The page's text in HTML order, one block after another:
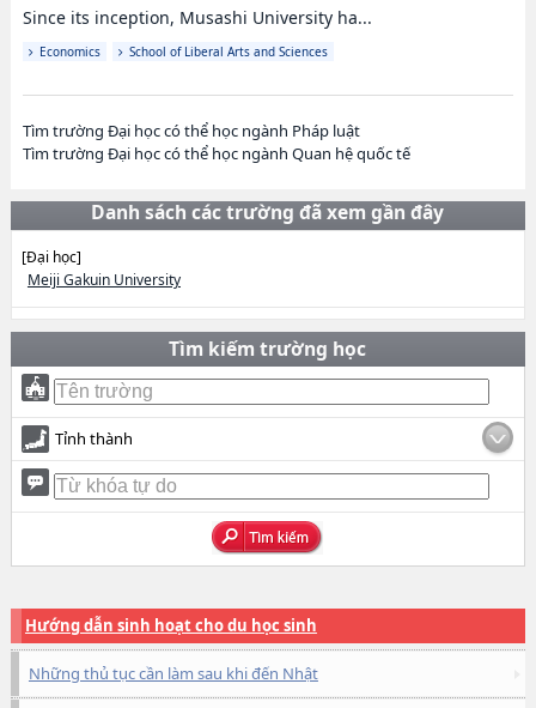
Since its inception, Musashi University ha...
Economics School of Liberal Arts and Sciences
Tìm trường Đại học có thể học ngành Pháp luật
Tìm trường Đại học có thể học ngành Quan hệ quốc tế
Danh sách các trường đã xem gần đây
[Đại học]
Meiji Gakuin University
Tìm kiếm trường học
Tỉnh thành
Hướng dẫn sinh hoạt cho du học sinh
Những thủ tục cần làm sau khi đến Nhật